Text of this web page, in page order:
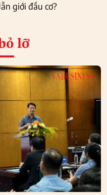
giới đầu cơ?
lỡ